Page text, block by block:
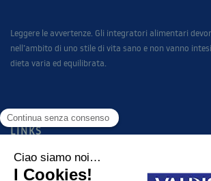
Leggere le avvertenze. Gli integratori alimentari
nell’ambito di uno stile di vita sano e non vanno
dieta varia ed equilibrata.
LINKS
PRODOTTI